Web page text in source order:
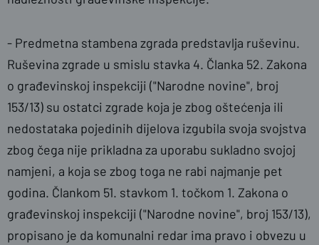
- Predmetna stambena zgrada predstavlja ruševinu.
Ruševina zgrade u smislu stavka 4. Članka 52. Zakona
o građevinskoj inspekciji ("Narodne novine", broj
153/13) su ostatci zgrade koja je zbog oštećenja ili
nedostataka pojedinih dijelova izgubila svoja svojstva
zbog čega nije prikladna za uporabu sukladno svojoj
namjeni, a koja se zbog toga ne rabi najmanje pet
godina. Člankom 51. stavkom 1. točkom 1. Zakona o
građevinskoj inspekciji ("Narodne novine", broj 153/13),
propisano je da komunalni redar ima pravo i obvezu u